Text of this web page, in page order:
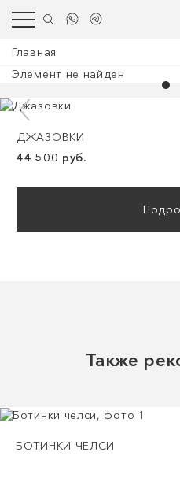
Главная
Элемент не найден
ДЖАЗОВКИ
44 500 руб.
Также
БОТИНКИ ЧЕЛСИ